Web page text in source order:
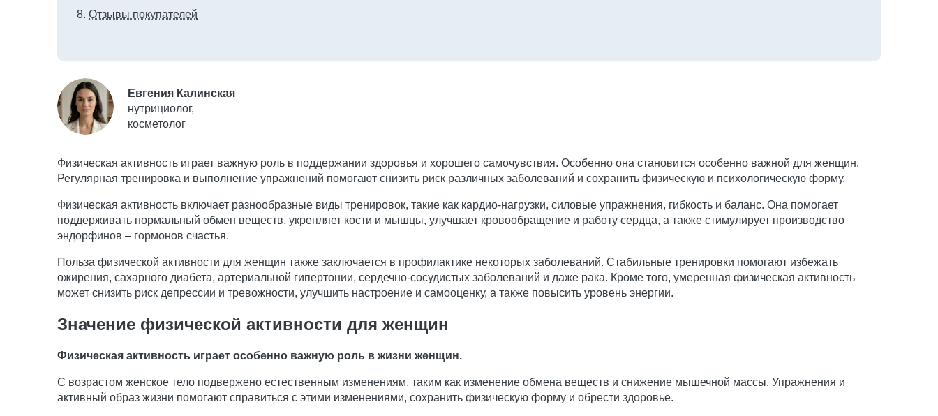
Отзывы покупателей
Евгения Калинская
нутрициолог,
косметолог
Физическая активность играет важную роль в поддержании здоровья и хорошего самочувствия. Особенно она становится особенно важной для женщин.
Регулярная тренировка и выполнение упражнений помогают снизить риск различных заболеваний и сохранить физическую и психологическую форму.
Физическая активность включает разнообразные виды тренировок, такие как кардио-нагрузки, силовые упражнения, гибкость и баланс. Она помогает
поддерживать нормальный обмен веществ, укрепляет кости и мышцы, улучшает кровообращение и работу сердца, а также стимулирует производство
эндорфинов – гормонов счастья.
Польза физической активности для женщин также заключается в профилактике некоторых заболеваний. Стабильные тренировки помогают избежать
ожирения, сахарного диабета, артериальной гипертонии, сердечно-сосудистых заболеваний и даже рака. Кроме того, умеренная физическая активность
может снизить риск депрессии и тревожности, улучшить настроение и самооценку, а также повысить уровень энергии.
Значение физической активности для женщин
Физическая активность играет особенно важную роль в жизни женщин.
С возрастом женское тело подвержено естественным изменениям, таким как изменение обмена веществ и снижение мышечной массы. Упражнения и
активный образ жизни помогают справиться с этими изменениями, сохранить физическую форму и обрести здоровье.